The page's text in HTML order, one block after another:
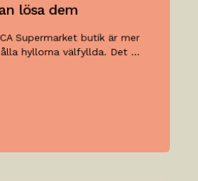
lösa dem
Supermarket butik är mer
hyllorna välfyllda. Det ...